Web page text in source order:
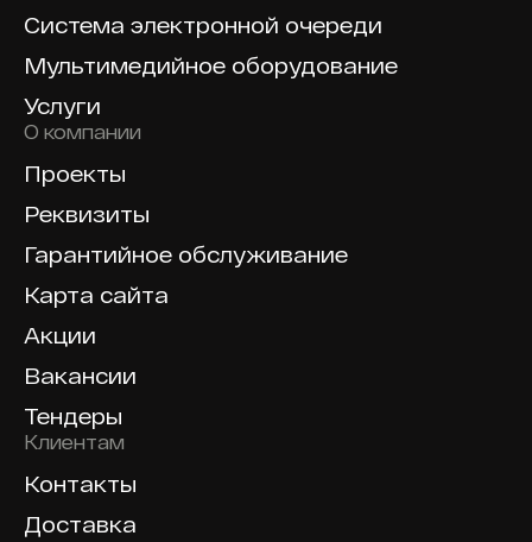
Система электронной очереди
Мультимедийное оборудование
Услуги
О компании
Проекты
Реквизиты
Гарантийное обслуживание
Карта сайта
Акции
Вакансии
Тендеры
Клиентам
Контакты
Доставка